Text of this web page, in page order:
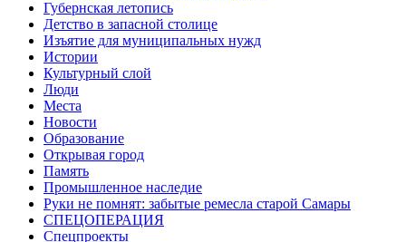
Губернская летопись
Детство в запасной столице
Изъятие для муниципальных нужд
Истории
Культурный слой
Люди
Места
Новости
Образование
Открывая город
Память
Промышленное наследие
Руки не помнят: забытые ремесла старой Самары
СПЕЦОПЕРАЦИЯ
Спецпроекты